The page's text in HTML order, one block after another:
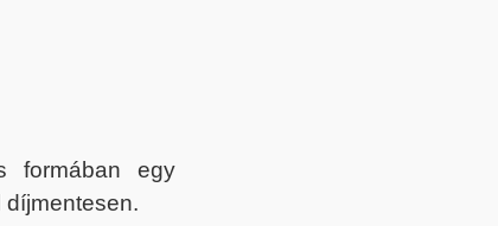
formában egy
díjmentesen.